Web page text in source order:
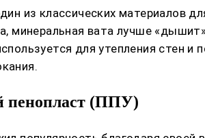
из классических материалов
минеральная вата лучше
для утепления стен
пенопласт (ППУ)